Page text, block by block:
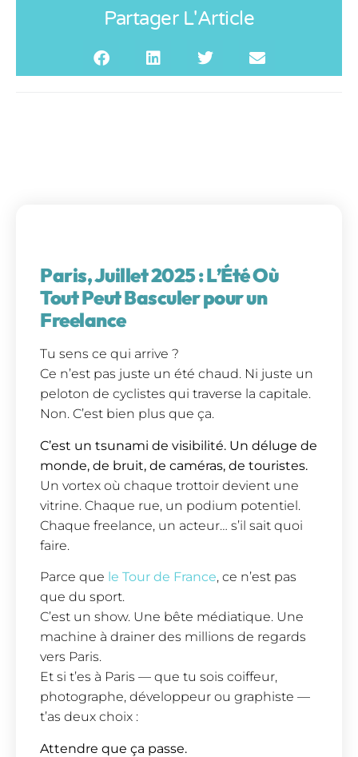
Partager L'Article
Paris, Juillet 2025 : L’Été Où
Tout Peut Basculer pour un
Freelance
Tu sens ce qui arrive ?
Ce n’est pas juste un été chaud. Ni juste un
peloton de cyclistes qui traverse la capitale.
Non. C’est bien plus que ça.
C’est un tsunami de visibilité. Un déluge de
monde, de bruit, de caméras, de touristes.
Un vortex où chaque trottoir devient une
vitrine. Chaque rue, un podium potentiel.
Chaque freelance, un acteur… s’il sait quoi
faire.
Parce que le Tour de France, ce n’est pas
que du sport.
C’est un show. Une bête médiatique. Une
machine à drainer des millions de regards
vers Paris.
Et si t’es à Paris — que tu sois coiffeur,
photographe, développeur ou graphiste —
t’as deux choix :
Attendre que ça passe.